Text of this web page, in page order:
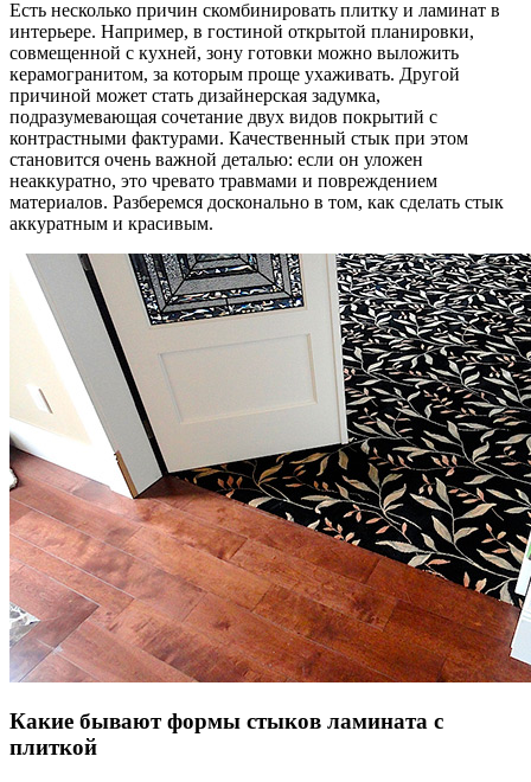
Есть несколько причин скомбинировать плитку и ламинат в
интерьере. Например, в гостиной открытой планировки,
совмещенной с кухней, зону готовки можно выложить
керамогранитом, за которым проще ухаживать. Другой
причиной может стать дизайнерская задумка,
подразумевающая сочетание двух видов покрытий с
контрастными фактурами. Качественный стык при этом
становится очень важной деталью: если он уложен
неаккуратно, это чревато травмами и повреждением
материалов. Разберемся досконально в том, как сделать стык
аккуратным и красивым.
Какие бывают формы стыков ламината с
плиткой